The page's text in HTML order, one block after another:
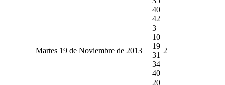
40
42
Martes 19 de Noviembre de 2013
3
10
19
31
34
40
2
20